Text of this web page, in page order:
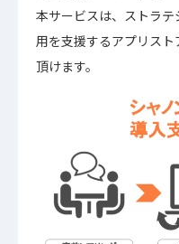
本サービスは、ストラ
用を支援するアプリス
頂けます。